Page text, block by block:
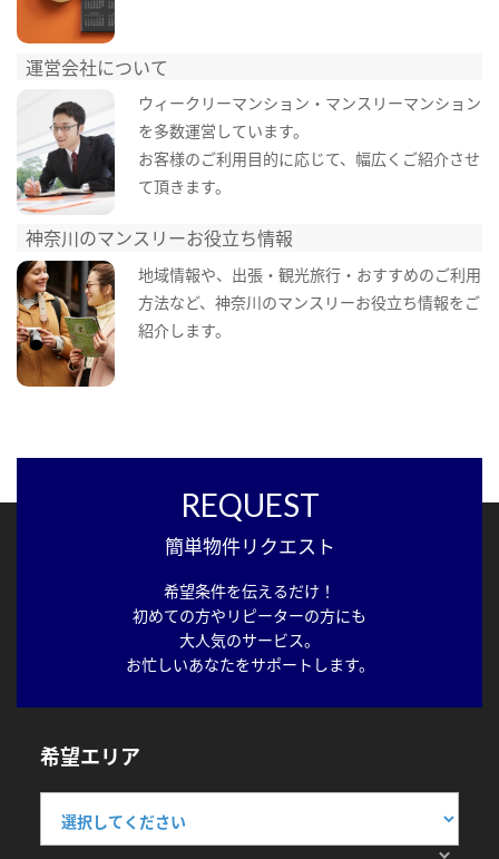
運営会社について
ウィークリーマンション・マンスリーマンション
を多数運営しています。
お客様のご利用目的に応じて、幅広くご紹介させ
て頂きます。
神奈川のマンスリーお役立ち情報
地域情報や、出張・観光旅行・おすすめのご利用
方法など、神奈川のマンスリーお役立ち情報をご
紹介します。
REQUEST
簡単物件リクエスト
希望条件を伝えるだけ！
初めての方やリピーターの方にも
大人気のサービス。
お忙しいあなたをサポートします。
希望エリア